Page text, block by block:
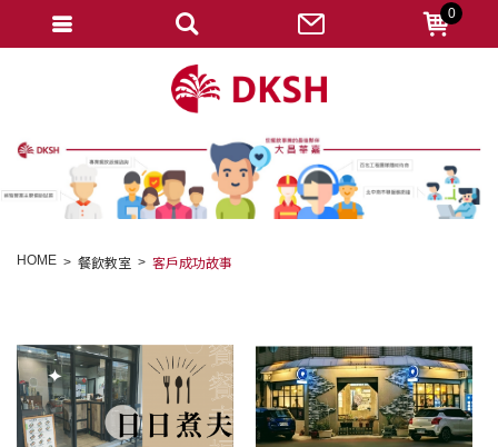
HOME 餐飲教室 客戶成功故事
0
忘記密碼
變更密碼
匯款通知
會員登出